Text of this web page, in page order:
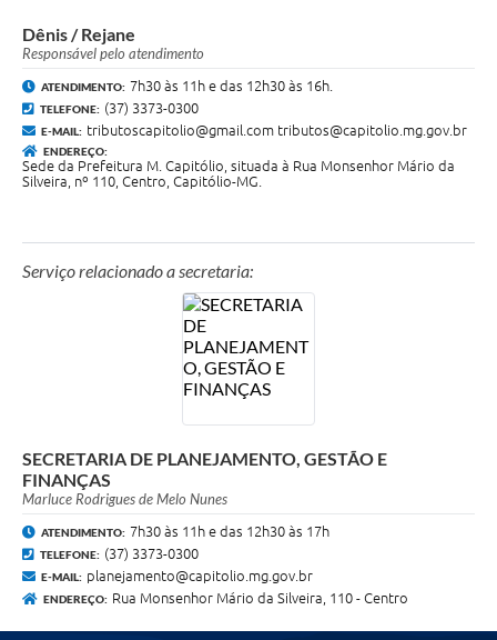
Dênis / Rejane
Responsável pelo atendimento
ATENDIMENTO: 7h30 às 11h e das 12h30 às 16h.
TELEFONE: (37) 3373-0300
E-MAIL: tributoscapitolio@gmail.com tributos@capitolio.mg.gov.br
ENDEREÇO:
Sede da Prefeitura M. Capitólio, situada à Rua Monsenhor Mário da
Silveira, nº 110, Centro, Capitólio-MG.
Serviço relacionado a secretaria:
SECRETARIA DE PLANEJAMENTO, GESTÃO E
FINANÇAS
Marluce Rodrigues de Melo Nunes
ATENDIMENTO: 7h30 às 11h e das 12h30 às 17h
TELEFONE: (37) 3373-0300
E-MAIL: planejamento@capitolio.mg.gov.br
ENDEREÇO: Rua Monsenhor Mário da Silveira, 110 - Centro